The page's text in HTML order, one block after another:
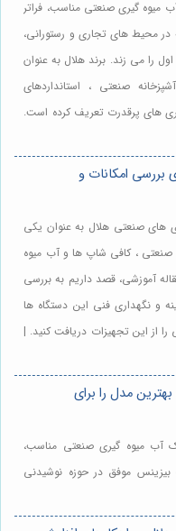
میوه گیری صنعتی مناسب، فراتر
محیط های تجاری و رستورانی،
را می زند. برند هلال به عنوان
صنعتی ، استانداردهای
های پرقدرت تعریف کرده است.
بررسی امکانات و
های صنعتی هلال به عنوان یکی
صنعتی ، کافی شاپ ها و آب میوه
آموزشی، قصد داریم به بررسی
و نگهداری فنی این دستگاه ها
را از این تجهیزات دریافت کنید. |
مدل را برای
آب میوه گیری صنعتی مناسب،
بیزینس موفق در حوزه نوشیدنی